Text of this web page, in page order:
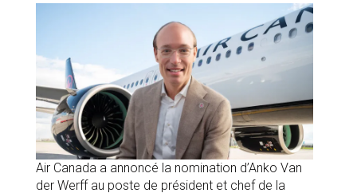
Air Canada a annoncé la nomination d’Anko Van
der Werff au poste de président et chef de la